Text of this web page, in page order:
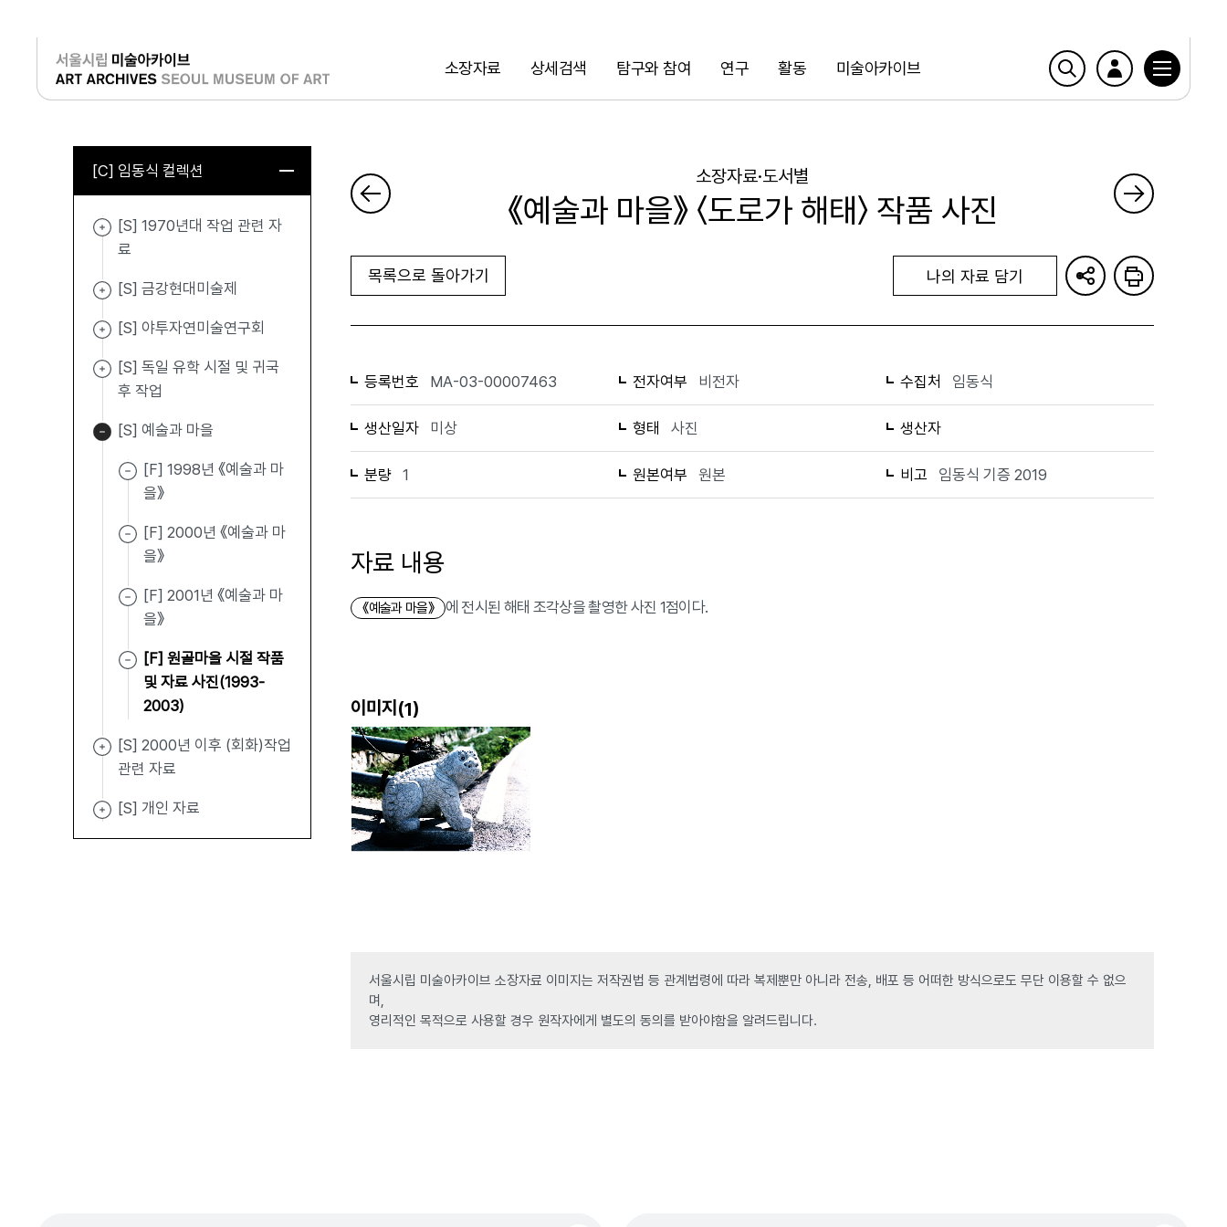
소장자료 상세검색 탐구와 참여 연구 활동 미술아카이브
검색
로그인
[C] 임동식 컬렉션
[S] 1970년대 작업 관련 자
료
[S] 금강현대미술제
[S] 야투자연미술연구회
[S] 독일 유학 시절 및 귀국
후 작업
[S] 예술과 마을
[F] 1998년 《예술과 마
을》
[F] 2000년 《예술과 마
을》
[F] 2001년 《예술과 마
을》
[F] 원골마을 시절 작품
및 자료 사진(1993-
2003)
[S] 2000년 이후 (회화)작업
관련 자료
[S] 개인 자료
소장자료·도서별
《예술과 마을》 〈도로가 해태〉 작품 사진
목록으로 돌아가기 나의 자료 담기
등록번호 MA-03-00007463 전자여부 비전자 수집처 임동식
생산일자 미상 형태 사진 생산자
분량 1 원본여부 원본 비고 임동식 기증 2019
자료 내용
《예술과 마을》 에 전시된 해태 조각상을 촬영한 사진 1점이다.
이미지(1)
서울시립 미술아카이브 소장자료 이미지는 저작권법 등 관계법령에 따라 복제뿐만 아니라 전송, 배포 등 어떠한 방식으로도 무단 이용할 수 없으
며,
영리적인 목적으로 사용할 경우 원작자에게 별도의 동의를 받아야함을 알려드립니다.